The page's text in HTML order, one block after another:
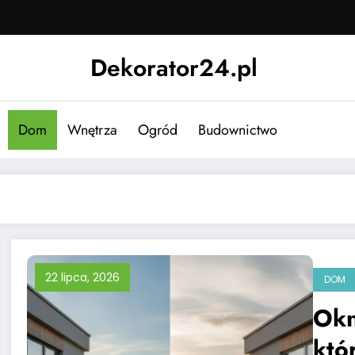
Dekorator24.pl
Dom Wnętrza Ogród Budownictwo
22 lipca, 2026 DOM